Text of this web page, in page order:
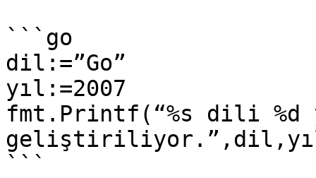
```go
dil:=”Go”
yıl:=2007
fmt.Printf(“%s dili %d
```